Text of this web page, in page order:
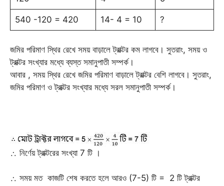
540 -120 = 420 14- 4 = 10 ?
জমির পরিমাণ স্থির রেখে সময় বাড়ালে ট্রাক্টর কম লাগবে। সুতরাং, সময় ও
ট্রাক্টর সংখ্যার মধ্যে ব্যস্ত সমানুপাতী সম্পর্ক।
আবার , সময় স্থির রেখে জমির পরিমাণ বাড়ালে ট্রাক্টর বেশি লাগবে। সুতরাং,
জমির পরিমাণ ও ট্রাক্টর সংখ্যার মধ্যে সরল সমানুপাতী সম্পর্ক।
∴ নির্ণেয় ট্রাক্টরের সংখ্যা 7 টি ।
∴ সময় মত কাজটি শেষ করতে হলে আরও (7-5) টি = 2 টি ট্রাক্টর